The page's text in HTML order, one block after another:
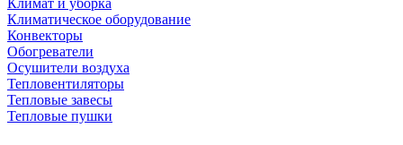
Климат и уборка
Климатическое оборудование
Конвекторы
Обогреватели
Осушители воздуха
Тепловентиляторы
Тепловые завесы
Тепловые пушки